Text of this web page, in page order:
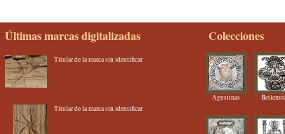
Últimas marcas digitalizadas
Titular de la marca sin identificar
Titular de la marca sin identificar
Colecciones
Agustinas